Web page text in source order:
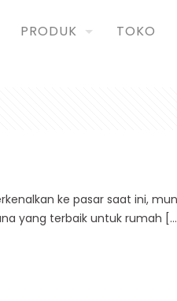
PRODUK TOKO
ke pasar saat ini,
yang terbaik untuk rumah […]